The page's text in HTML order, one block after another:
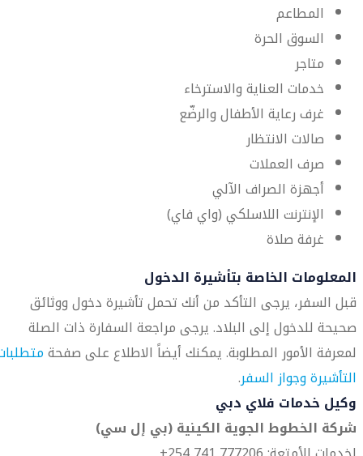
المطاعم
السوق الحرة
متاجر
خدمات العناية والاسترخاء
غرف رعاية الأطفال والرضّع
صالات الانتظار
صرف العملات
أجهزة الصراف الآلي
الإنترنت اللاسلكي (واي فاي)
غرفة صلاة
المعلومات الخاصة بتأشيرة الدخول
قبل السفر، يرجى التأكد من أنك تحمل تأشيرة دخول ووثائق
صحيحة للدخول إلى البلاد. يرجى مراجعة السفارة ذات الصلة
لمعرفة الأمور المطلوبة. يمكنك أيضاً الاطلاع على صفحة
التأشيرة وجواز السفر.
وكيل خدمات فلاي دبي
شركة الخطوط الجوية الكينية (بي إل سي)